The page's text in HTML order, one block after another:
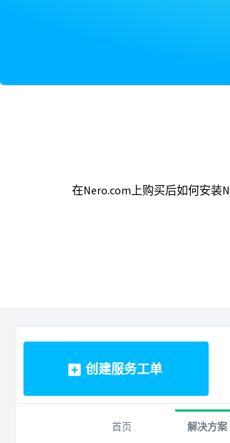
在Nero.com上购买后如何安装
创建服务工单
首页 解决方案